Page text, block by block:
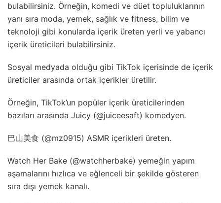
bulabilirsiniz. Örneğin, komedi ve düet topluluklarının
yanı sıra moda, yemek, sağlık ve fitness, bilim ve
teknoloji gibi konularda içerik üreten yerli ve yabancı
içerik üreticileri bulabilirsiniz.
Sosyal medyada olduğu gibi TikTok içerisinde de içerik
üreticiler arasında ortak içerikler üretilir.
Örneğin, TikTok’un popüler içerik üreticilerinden
bazıları arasında Juicy (@juiceesaft) komedyen.
巴山美食 (@mz0915) ASMR içerikleri üreten.
Watch Her Bake (@watchherbake) yemeğin yapım
aşamalarını hızlıca ve eğlenceli bir şekilde gösteren
sıra dışı yemek kanalı.